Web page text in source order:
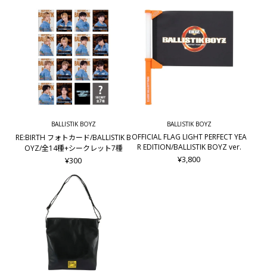
BALLISTIK BOYZ
RE:BIRTH フォトカード/BALLISTIK B
OYZ/全14種+シークレット7種
¥300
BALLISTIK BOYZ
OFFICIAL FLAG LIGHT PERFECT YEA
R EDITION/BALLISTIK BOYZ ver.
¥3,800